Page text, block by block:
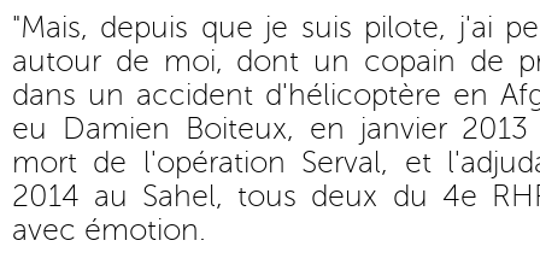
"Mais, depuis que je suis pilote, j'ai
autour de moi, dont un copain de
dans un accident d'hélicoptère en
eu Damien Boiteux, en janvier
mort de l'opération Serval, et
2014 au Sahel, tous deux du 4e
avec émotion.